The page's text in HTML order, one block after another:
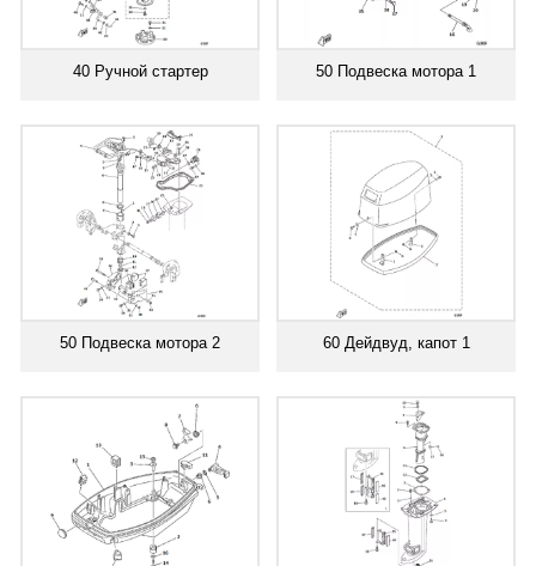
40 Ручной стартер 50 Подвеска мотора 1
50 Подвеска мотора 2 60 Дейдвуд, капот 1